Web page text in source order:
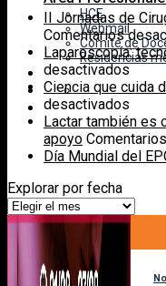
HCE
Webmail
Comité de
Residencias
II Jornadas de
Comentarios
Laparoscopía:
desactivadosen
que
cuida
Ciencia que cuida
desactivados
que
cuida
Lactar también es
apoyo
Día Mundial del
Explorar por fecha
Explorar
por
fecha